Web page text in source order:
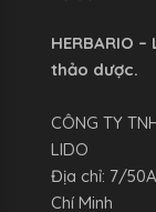
HERBARIO
thảo dược.
CÔNG TY
LIDO
Địa chỉ: 7/50A
Chí Minh